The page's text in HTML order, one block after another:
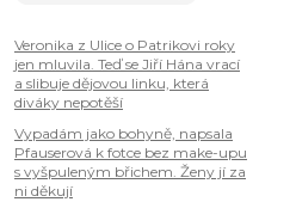
Veronika z Ulice o Patrikovi roky
jen mluvila. Teď se Jiří Hána vrací
a slibuje dějovou linku, která
diváky nepotěší
Vypadám jako bohyně, napsala
Pfauserová k fotce bez make-upu
s vyšpuleným břichem. Ženy jí za
ni děkují